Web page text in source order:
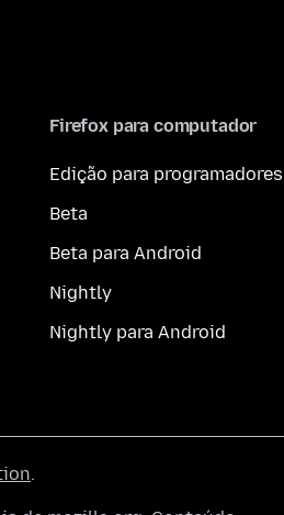
Firefox para computador
Edição para programadores
Beta
Beta para Android
Nightly
Nightly para Android
.